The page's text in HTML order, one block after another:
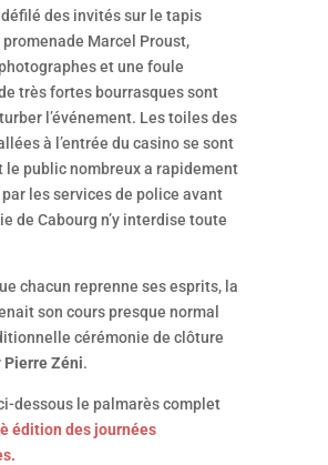
des invités sur le tapis
promenade Marcel Proust,
et une foule
très fortes bourrasques sont
l’événement. Les toiles des
à l’entrée du casino se sont
le public nombreux a rapidement
les services de police avant
de Cabourg n’y interdise toute
chacun reprenne ses esprits, la
son cours presque normal
cérémonie de clôture
Pierre Zéni.
dessous le palmarès complet
édition des journées